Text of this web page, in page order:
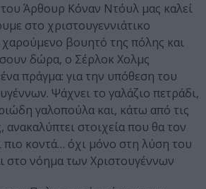
Άρθουρ Κόναν Ντόυλ μας καλεί
στο χριστουγεννιάτικο
βουητό της πόλης και
δώρα, ο Σέρλοκ Χολμς
πράγμα: για την υπόθεση του
Ψάχνει το γαλάζιο πετράδι,
γαλοπούλα και, κάτω από τις
ανακαλύπτει στοιχεία που θα τον
κοντά… όχι μόνο στη λύση του
στο νόημα των Χριστουγέννων